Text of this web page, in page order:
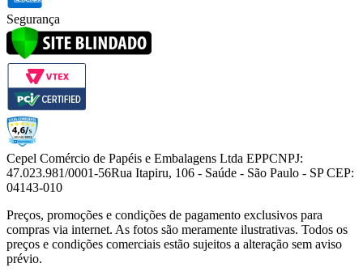
Segurança
Cepel Comércio de Papéis e Embalagens Ltda EPPCNPJ:
47.023.981/0001-56Rua Itapiru, 106 - Saúde - São Paulo - SP CEP:
04143-010
Preços, promoções e condições de pagamento exclusivos para
compras via internet. As fotos são meramente ilustrativas. Todos os
preços e condições comerciais estão sujeitos a alteração sem aviso
prévio.